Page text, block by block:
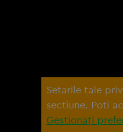
Setarile tale
sectiune. Poti
Gestionați